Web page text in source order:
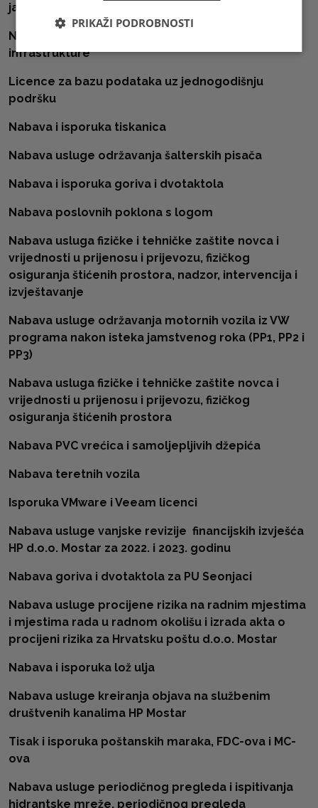
jamstvenog roka
Nabava usluge održavanja mrežno komunikacijske
infrastrukture
Licence za bazu podataka uz jednogodišnju
podršku
Nabava i isporuka tiskanica
Nabava usluge održavanja šalterskih pisača
Nabava i isporuka goriva i dvotaktola
Nabava poslovnih poklona s logom
Nabava usluga fizičke i tehničke zaštite novca i
vrijednosti u prijenosu i prijevozu, fizičkog
osiguranja štićenih prostora, nadzor, intervencija i
izvještavanje
Nabava usluge održavanja motornih vozila iz VW
programa nakon isteka jamstvenog roka (PP1, PP2 i
PP3)
Nabava usluga fizičke i tehničke zaštite novca i
vrijednosti u prijenosu i prijevozu, fizičkog
osiguranja štićenih prostora
Nabava PVC vrećica i samoljepljivih džepića
Nabava teretnih vozila
Isporuka VMware i Veeam licenci
Nabava usluge vanjske revizije financijskih izvješća
HP d.o.o. Mostar za 2022. i 2023. godinu
Nabava goriva i dvotaktola za PU Seonjaci
Nabava usluge procijene rizika na radnim mjestima
i mjestima rada u radnom okolišu i izrada akta o
procijeni rizika za Hrvatsku poštu d.o.o. Mostar
Nabava i isporuka lož ulja
Nabava usluge kreiranja objava na službenim
društvenih kanalima HP Mostar
Tisak i isporuka poštanskih maraka, FDC-ova i MC-
ova
Nabava usluge periodičnog pregleda i ispitivanja
hidrantske mreže, periodičnog pregleda
PRIKAŽI PODROBNOSTI